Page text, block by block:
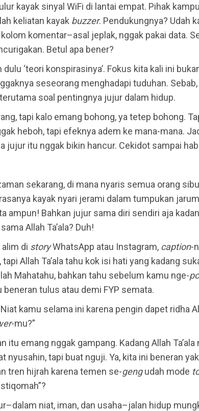
kayak sinyal WiFi di lantai empat. Pihak
keliatan kayak buzzer. Pendukungnya? Udah
komentar–asal jeplak, nggak pakai data.
Betul apa bener?
dulu ‘teori konspirasinya’. Fokus kita kali ini
seseorang menghadapi tuduhan.
soal pentingnya jujur dalam hidup.
tapi kalo emang bohong, ya tetep bohong.
heboh, tapi efeknya adem ke mana-mana.
jujur itu nggak bikin hancur. Cekidot sampai
sekarang, di mana nyaris semua orang
kayak nyari jerami dalam tumpukan
ampun! Bahkan jujur sama diri sendiri aja
Allah Ta’ala? Duh!
di storyWhatsApp atau Instagram, caption-
Allah Ta’ala tahu kok isi hati yang kadang
Mahatahu, bahkan tahu sebelum kamu nge-
tulus atau demi FYP semata.
kamu selama ini karena pengin dapet ridha
-mu?”
itu emang nggak gampang. Kadang Allah Ta’ala
nyusahin, tapi buat nguji. Ya, kita ini beneran
tren hijrah karena temen se-gengudah mode
niat, iman, dan usaha–jalan hidup